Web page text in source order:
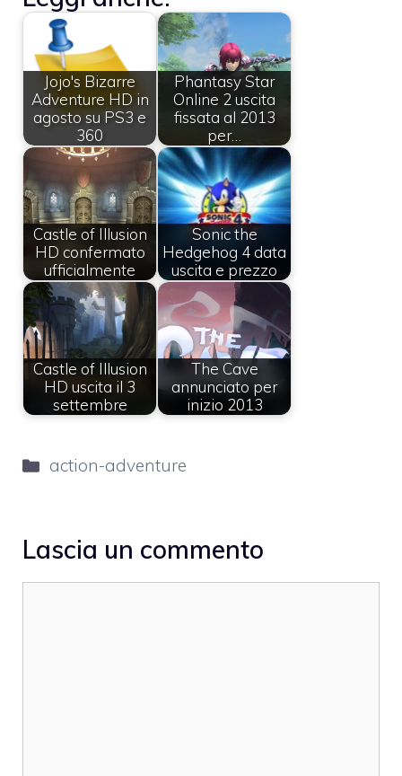
Jojo's Bizarre
Adventure HD in
agosto su PS3 e
360
Phantasy Star
Online 2 uscita
fissata al 2013
per…
Castle of Illusion
HD confermato
ufficialmente
Sonic the
Hedgehog 4 data
uscita e prezzo
Castle of Illusion
HD uscita il 3
settembre
The Cave
annunciato per
inizio 2013
Categorie
action-adventure
Lascia un commento